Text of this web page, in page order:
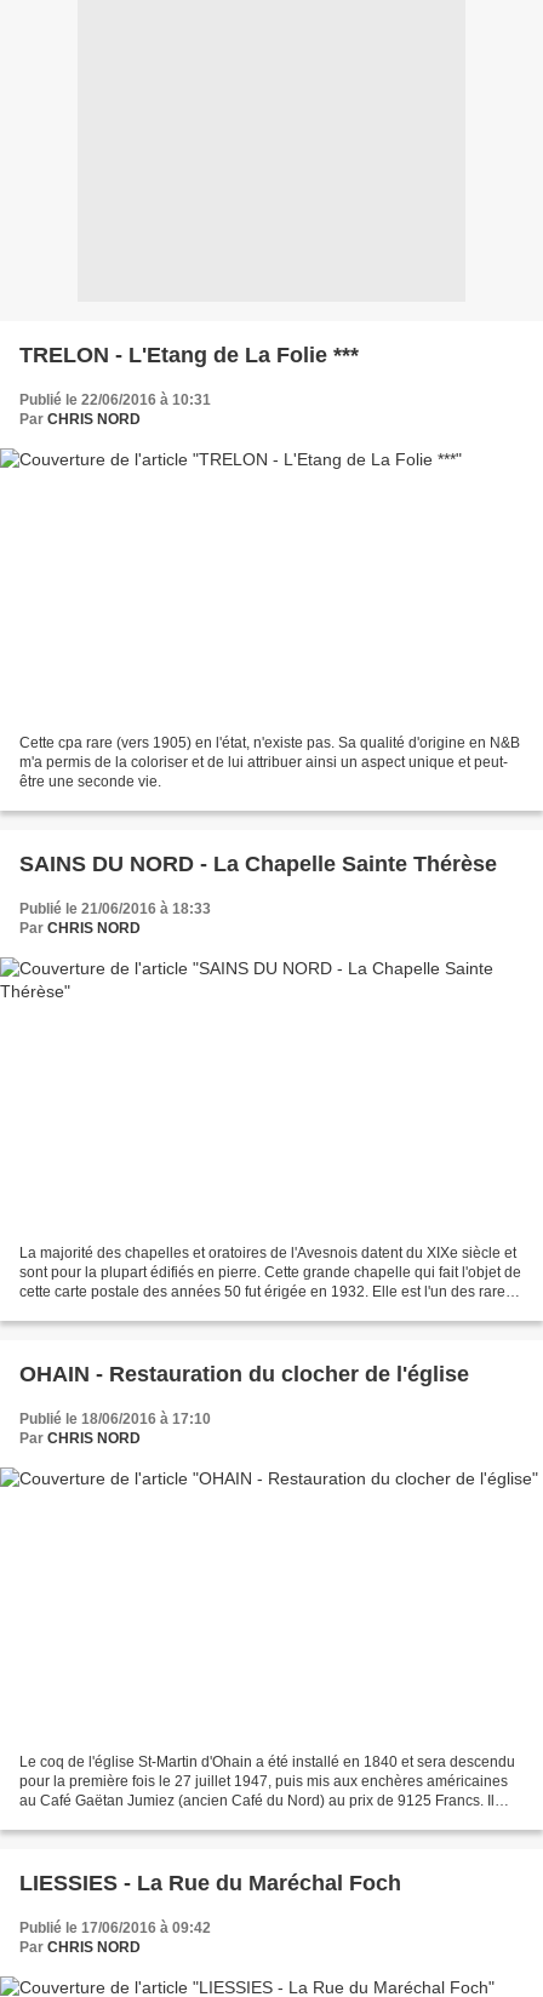
TRELON - L'Etang de La Folie ***
Publié le 22/06/2016 à 10:31
Par CHRIS NORD
Cette cpa rare (vers 1905) en l'état, n'existe pas. Sa qualité d'origine en N&B
m'a permis de la coloriser et de lui attribuer ainsi un aspect unique et peut-
être une seconde vie.
SAINS DU NORD - La Chapelle Sainte Thérèse
Publié le 21/06/2016 à 18:33
Par CHRIS NORD
La majorité des chapelles et oratoires de l'Avesnois datent du XIXe siècle et
sont pour la plupart édifiés en pierre. Cette grande chapelle qui fait l'objet de
cette carte postale des années 50 fut érigée en 1932. Elle est l'un des rares
OHAIN - Restauration du clocher de l'église
Publié le 18/06/2016 à 17:10
Par CHRIS NORD
Le coq de l'église St-Martin d'Ohain a été installé en 1840 et sera descendu
pour la première fois le 27 juillet 1947, puis mis aux enchères américaines
au Café Gaëtan Jumiez (ancien Café du Nord) au prix de 9125 Francs. Il
LIESSIES - La Rue du Maréchal Foch
Publié le 17/06/2016 à 09:42
Par CHRIS NORD